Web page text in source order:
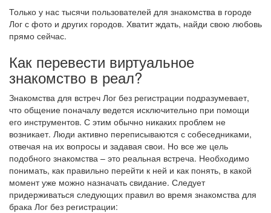
Только у нас тысячи пользователей для знакомства в городе
Лог с фото и других городов. Хватит ждать, найди свою любовь
прямо сейчас.
Как перевести виртуальное
знакомство в реал?
Знакомства для встреч Лог без регистрации подразумевает,
что общение поначалу ведется исключительно при помощи
его инструментов. С этим обычно никаких проблем не
возникает. Люди активно переписываются с собеседниками,
отвечая на их вопросы и задавая свои. Но все же цель
подобного знакомства – это реальная встреча. Необходимо
понимать, как правильно перейти к ней и как понять, в какой
момент уже можно назначать свидание. Следует
придерживаться следующих правил во время знакомства для
брака Лог без регистрации: